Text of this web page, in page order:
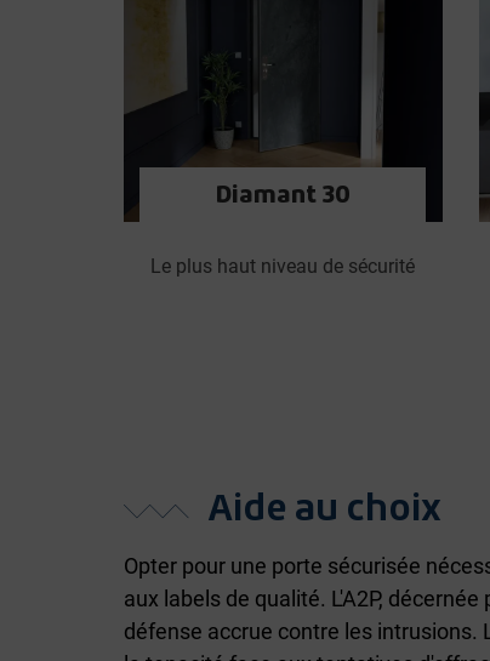
Diamant 30
Le plus haut niveau de sécurité
Aide au choix
Opter pour une porte sécurisée
aux labels de qualité. L'A2P, décernée
défense accrue contre les intrusions.